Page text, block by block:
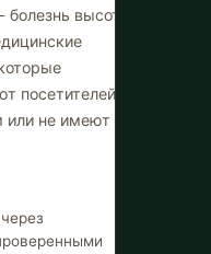
высоты
посетителей о
не имеют